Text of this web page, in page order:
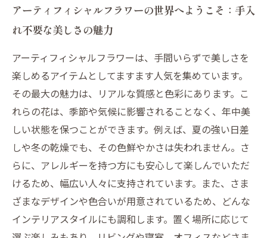
ルフラワーの選び方とポイント
お部屋を彩るアイデア：アーティフィシャルフ
インテリアに革命をもたらす：アーティフィシ
ャルフラワーの活用法
手入れ不要で楽しむ新しいライフスタイル：ア
ーティフィシャルフラワーが変える日常
アーティフィシャルフラワーの世界へようこそ：手入
れ不要な美しさの魅力
アーティフィシャルフラワーは、手間いらずで美しさを
楽しめるアイテムとしてますます人気を集めています。
その最大の魅力は、リアルな質感と色彩にあります。こ
れらの花は、季節や気候に影響されることなく、年中美
しい状態を保つことができます。例えば、夏の強い日差
しや冬の乾燥でも、その色鮮やかさは失われません。さ
らに、アレルギーを持つ方にも安心して楽しんでいただ
けるため、幅広い人々に支持されています。また、さま
ざまなデザインや色合いが用意されているため、どんな
インテリアスタイルにも調和します。置く場所に応じて